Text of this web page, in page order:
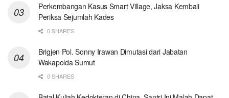
Perkembangan Kasus Smart Village, Jaksa Kembali
Periksa Sejumlah Kades
0 SHARES
Brigjen Pol. Sonny Irawan Dimutasi dari Jabatan
Wakapolda Sumut
0 SHARES